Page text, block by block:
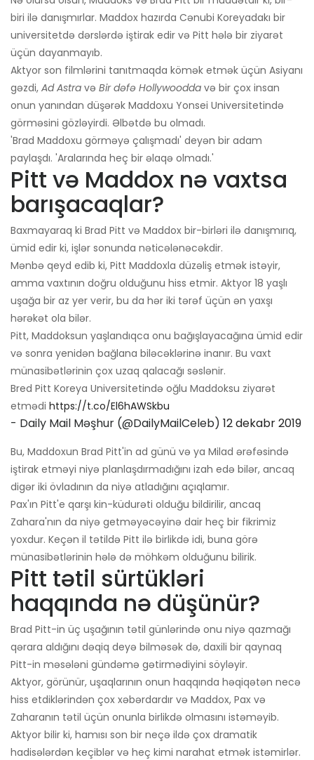
biri ilə danışmırlar. Maddox hazırda Cənubi Koreyadakı bir
universitetdə dərslərdə iştirak edir və Pitt hələ bir ziyarət
üçün dayanmayıb.
Aktyor son filmlərini tanıtmaqda kömək etmək üçün Asiyanı
gəzdi, Ad Astra və Bir dəfə Hollywoodda və bir çox insan
onun yanından düşərək Maddoxu Yonsei Universitetində
görməsini gözləyirdi. Əlbətdə bu olmadı.
'Brad Maddoxu görməyə çalışmadı' deyən bir adam
paylaşdı. 'Aralarında heç bir əlaqə olmadı.'
Pitt və Maddox nə vaxtsa
barışacaqlar?
Baxmayaraq ki Brad Pitt və Maddox bir-birləri ilə danışmırıq,
ümid edir ki, işlər sonunda nəticələnəcəkdir.
Mənbə qeyd edib ki, Pitt Maddoxla düzəliş etmək istəyir,
amma vaxtının doğru olduğunu hiss etmir. Aktyor 18 yaşlı
uşağa bir az yer verir, bu da hər iki tərəf üçün ən yaxşı
hərəkət ola bilər.
Pitt, Maddoksun yaşlandıqca onu bağışlayacağına ümid edir
və sonra yenidən bağlana biləcəklərinə inanır. Bu vaxt
münasibətlərinin çox uzaq qalacağı səslənir.
Bred Pitt Koreya Universitetində oğlu Maddoksu ziyarət
etmədi https://t.co/El6hAWSkbu
- Daily Mail Məşhur (@DailyMailCeleb) 12 dekabr 2019
Bu, Maddoxun Brad Pitt'in ad günü və ya Milad ərəfəsində
iştirak etməyi niyə planlaşdırmadığını izah edə bilər, ancaq
digər iki övladının da niyə atladığını açıqlamır.
Pax'ın Pitt'e qarşı kin-küdurəti olduğu bildirilir, ancaq
Zahara'nın da niyə getməyəcəyinə dair heç bir fikrimiz
yoxdur. Keçən il tətildə Pitt ilə birlikdə idi, buna görə
münasibətlərinin hələ də möhkəm olduğunu bilirik.
Pitt tətil sürtükləri
haqqında nə düşünür?
Brad Pitt-in üç uşağının tətil günlərində onu niyə qazmağı
qərara aldığını dəqiq deyə bilməsək də, daxili bir qaynaq
Pitt-in məsələni gündəmə gətirmədiyini söyləyir.
Aktyor, görünür, uşaqlarının onun haqqında həqiqətən necə
hiss etdiklərindən çox xəbərdardır və Maddox, Pax və
Zaharanın tətil üçün onunla birlikdə olmasını istəməyib.
Aktyor bilir ki, hamısı son bir neçə ildə çox dramatik
hadisələrdən keçiblər və heç kimi narahat etmək istəmirlər.